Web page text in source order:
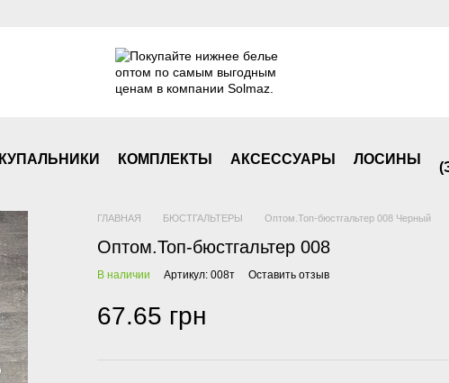
КУПАЛЬНИКИ КОМПЛЕКТЫ АКСЕСCУАРЫ ЛОСИНЫ
ГЛАВНАЯ БЮСТГАЛЬТЕРЫ Оптом.Топ-бюстгальтер 008 Черный
Оптом.Топ-бюстгальтер 008
В наличии Артикул: 008т Оставить отзыв
67.65 грн